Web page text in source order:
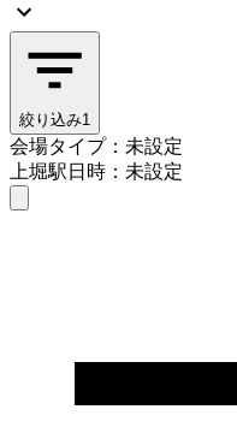
絞り込み1
会場タイプ：未設定
上堀駅日時：未設定